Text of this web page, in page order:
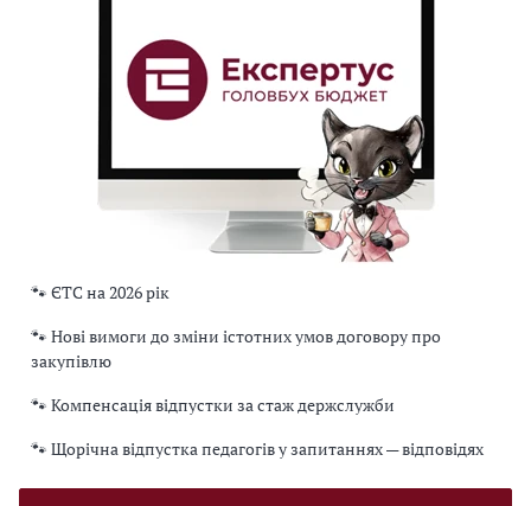
🐾 ЄТС на 2026 рік
🐾 Нові вимоги до зміни істотних умов договору про
закупівлю
🐾 Компенсація відпустки за стаж держслужби
🐾 Щорічна відпустка педагогів у запитаннях — відповідях